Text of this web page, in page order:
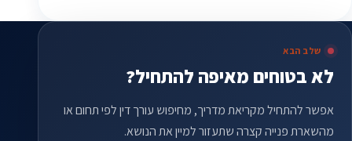
שלב הבא
לא בטוחים מאיפה להתחיל?
אפשר להתחיל מקריאת מדריך, מחיפוש עורך דין לפי תחום או
מהשארת פנייה קצרה שתעזור למיין את הנושא.